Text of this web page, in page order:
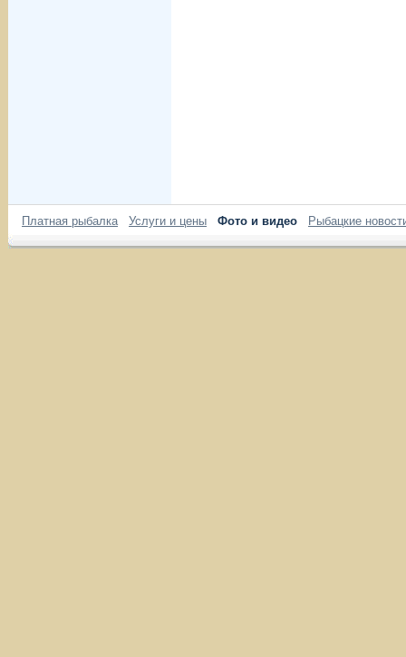
Платная рыбалка Услуги и цены Фото и видео Рыбацкие